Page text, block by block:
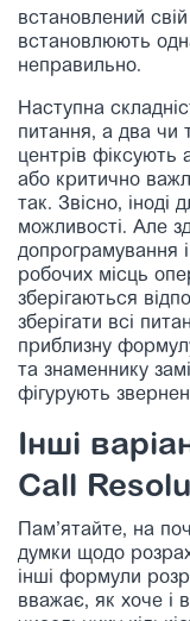
встановлений
встановлюють
неправильно.
Наступна
питання, а два чи
центрів
або критично
так. Звісно, іноді
можливості. Але
допрограмування
робочих місць
зберігаються
зберігати всі
приблизну
та знаменнику
фігурують
Інші
Call
Пам’ятайте, на
думки щодо
інші формули
вважає, як хоче і